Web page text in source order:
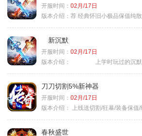
开服时间： 02月/17日
版本介绍： 荐 经典怀旧小极品保值纯
新沉默
开服时间： 02月/17日
版本介绍：
上学时玩过的
刀刀切割5%新神器
开服时间： 02月/17日
版本介绍：
上线送切割/狂暴/装备保值
春秋盛世